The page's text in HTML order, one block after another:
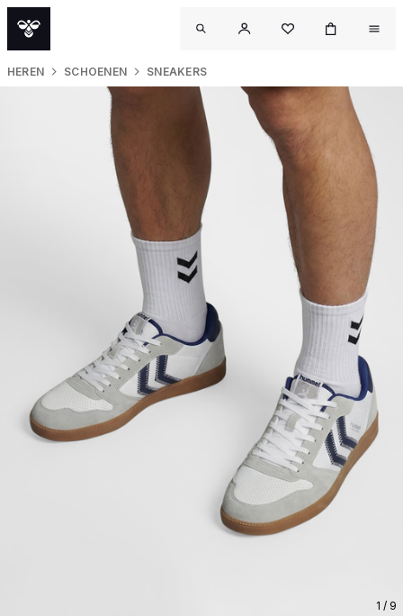
HEREN SCHOENEN SNEAKERS
1 / 9